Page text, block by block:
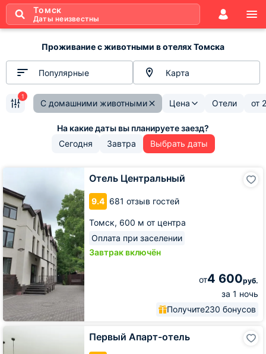
Томск
Даты неизвестны
Проживание с животными в отелях Томска
Популярные Карта
С домашними животными Цена Отели от
1
Сегодня Завтра Выбрать даты
Отель Центральный
9.4 681 отзыв гостей
Томск, 600 м от центра
Оплата при заселении
Завтрак включён
от4 600руб.
за 1 ночь
Получите230 бонусов
Первый Апарт-отель
Первый
Апарт-